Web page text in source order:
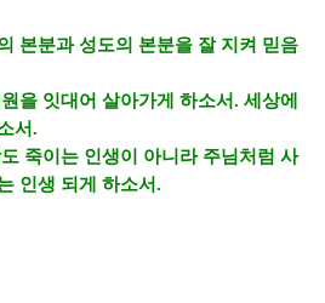
본분과 성도의 본분을 잘 지켜 믿음
을 잇대어 살아가게 하소서. 세상에
서.
죽이는 인생이 아니라 주님처럼 사
인생 되게 하소서.